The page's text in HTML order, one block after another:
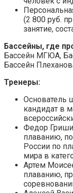
(2 800 руб.
занятие,
Бассейны, где
Бассейн МГЮА,
Бассейн
Тренеры:
Основатель
кандидат в
Федор
плаванию,
России по
мира в
Артем
плаванию,